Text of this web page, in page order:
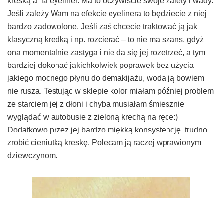
Jeśli zależy Wam na efekcie eyelinera to będziecie z niej
bardzo zadowolone. Jeśli zaś chcecie traktować ją jak
klasyczną kredką i np. rozcierać – to nie ma szans, gdyż
ona momentalnie zastyga i nie da się jej rozetrzeć, a tym
bardziej dokonać jakichkolwiek poprawek bez użycia
jakiego mocnego płynu do demakijażu, woda ją bowiem
nie rusza. Testując w sklepie kolor miałam później problem
ze starciem jej z dłoni i chyba musiałam śmiesznie
wyglądać w autobusie z zieloną krechą na ręce:)
Dodatkowo przez jej bardzo miękką konsystencję, trudno
zrobić cieniutką kreskę. Polecam ją raczej wprawionym
dziewczynom.